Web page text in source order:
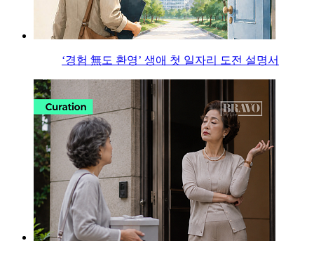
‘경험 無도 환영’ 생애 첫 일자리 도전 설명서